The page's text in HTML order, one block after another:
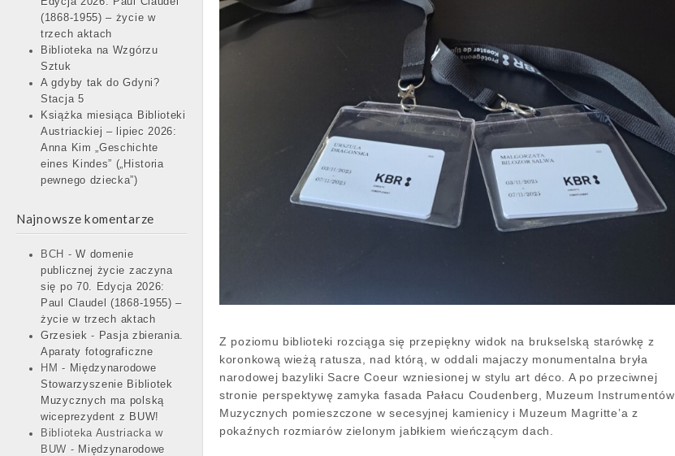
(1868-1955) – życie w
trzech aktach
Biblioteka na Wzgórzu
Sztuk
A gdyby tak do Gdyni?
Stacja 5
Książka miesiąca Biblioteki
Austriackiej – lipiec 2026:
Anna Kim „Geschichte
eines Kindes” („Historia
pewnego dziecka”)
Najnowsze komentarze
BCH -W domenie
publicznej życie zaczyna
się po 70. Edycja 2026:
Paul Claudel (1868-1955) –
życie w trzech aktach
Grzesiek - Pasja zbierania.
Aparaty fotograficzne
HM - Międzynarodowe
Stowarzyszenie Bibliotek
Muzycznych ma polską
wiceprezydent z BUW!
Biblioteka Austriacka w
BUW - Międzynarodowe
Z poziomu biblioteki rozciąga się przepiękny widok na brukselską starówkę z
koronkową wieżą ratusza, nad którą, w oddali majaczy monumentalna bryła
narodowej bazyliki Sacre Coeur wzniesionej w stylu art déco. A po przeciwnej
stronie perspektywę zamyka fasada Pałacu Coudenberg, Muzeum Instrumentów
Muzycznych pomieszczone w secesyjnej kamienicy i Muzeum Magritte’a z
pokaźnych rozmiarów zielonym jabłkiem wieńczącym dach.